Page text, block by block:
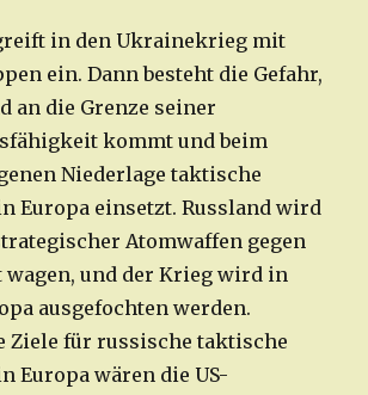
in den Ukrainekrieg mit
ein. Dann besteht die Gefahr,
an die Grenze seiner
kommt und beim
Niederlage taktische
Europa einsetzt. Russland wird
Atomwaffen gegen
wagen, und der Krieg wird in
ausgefochten werden.
Ziele für russische taktische
Europa wären die US-